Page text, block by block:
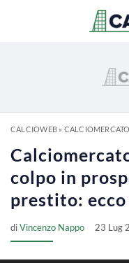
CALCIOWEB» CALCIOMERCATO
colpo in
prestito:
diVincenzo Nappo 23 Lug